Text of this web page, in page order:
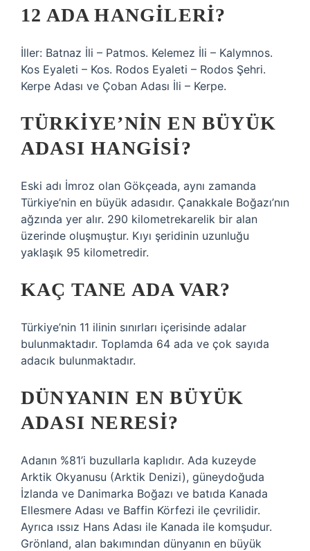
12 ADA HANGILERI?
İller: Batnaz İli – Patmos. Kelemez İli – Kalymnos.
Kos Eyaleti – Kos. Rodos Eyaleti – Rodos Şehri.
Kerpe Adası ve Çoban Adası İli – Kerpe.
TÜRKIYE’NIN EN BÜYÜK
ADASI HANGISI?
Eski adı İmroz olan Gökçeada, aynı zamanda
Türkiye’nin en büyük adasıdır. Çanakkale Boğazı’nın
ağzında yer alır. 290 kilometrekarelik bir alan
üzerinde oluşmuştur. Kıyı şeridinin uzunluğu
yaklaşık 95 kilometredir.
KAÇ TANE ADA VAR?
Türkiye’nin 11 ilinin sınırları içerisinde adalar
bulunmaktadır. Toplamda 64 ada ve çok sayıda
adacık bulunmaktadır.
DÜNYANIN EN BÜYÜK
ADASI NERESI?
Adanın %81’i buzullarla kaplıdır. Ada kuzeyde
Arktik Okyanusu (Arktik Denizi), güneydoğuda
İzlanda ve Danimarka Boğazı ve batıda Kanada
Ellesmere Adası ve Baffin Körfezi ile çevrilidir.
Ayrıca ıssız Hans Adası ile Kanada ile komşudur.
Grönland, alan bakımından dünyanın en büyük